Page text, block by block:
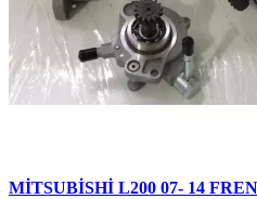
MİTSUBİSHİ L200 07- 14